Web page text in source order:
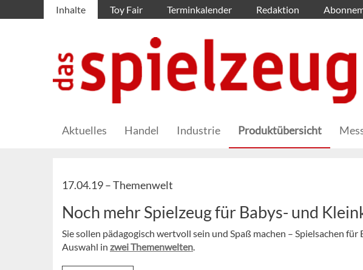
Inhalte Toy Fair Terminkalender Redaktion
Aktuelles Handel Industrie Produktübersicht
17.04.19 –Themenwelt
Noch mehr Spielzeug für Babys- und
Sie sollen pädagogisch wertvoll sein und Spaß machen – Spielsachen
Auswahl in zwei Themenwelten.